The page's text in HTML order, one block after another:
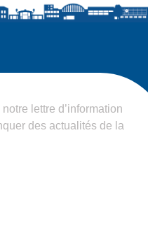
lettre d’information
des actualités de la